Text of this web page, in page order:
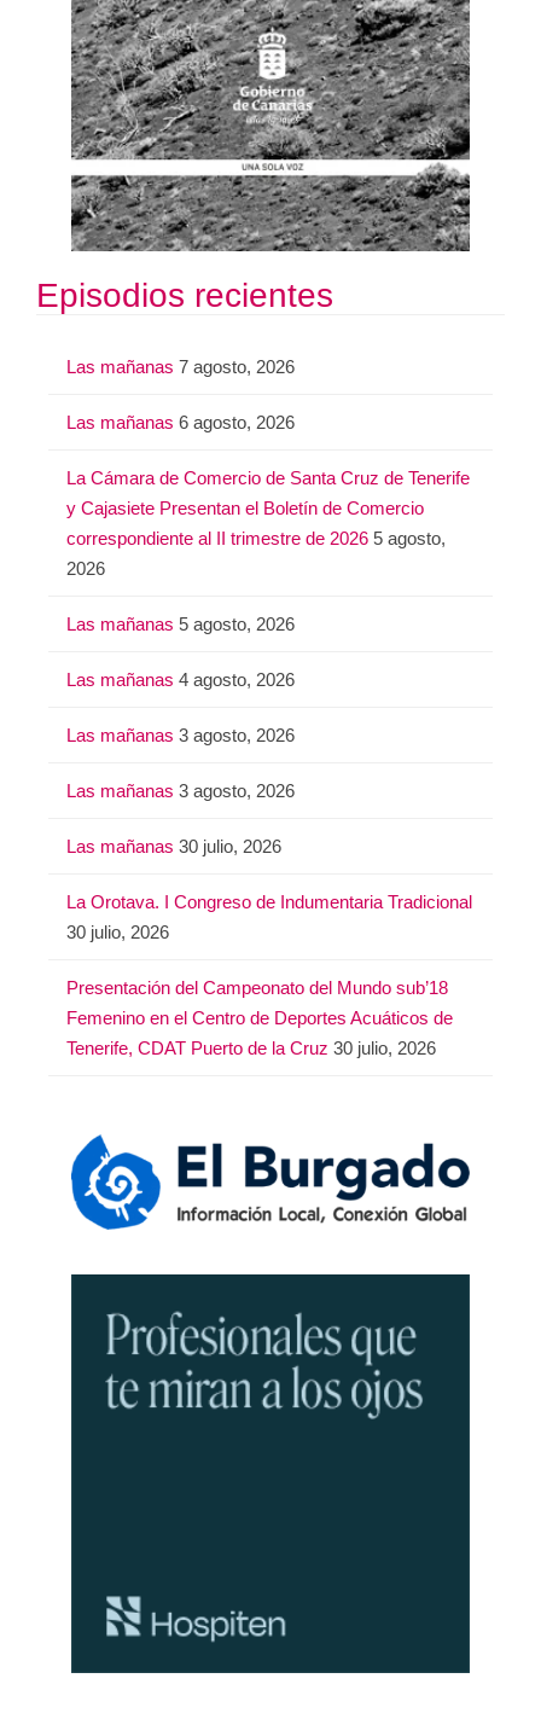
Episodios recientes
Las mañanas 7 agosto, 2026
Las mañanas 6 agosto, 2026
La Cámara de Comercio de Santa Cruz de Tenerife
y Cajasiete Presentan el Boletín de Comercio
correspondiente al II trimestre de 2026 5 agosto,
2026
Las mañanas 5 agosto, 2026
Las mañanas 4 agosto, 2026
Las mañanas 3 agosto, 2026
Las mañanas 3 agosto, 2026
Las mañanas 30 julio, 2026
La Orotava. I Congreso de Indumentaria Tradicional
30 julio, 2026
Presentación del Campeonato del Mundo sub’18
Femenino en el Centro de Deportes Acuáticos de
Tenerife, CDAT Puerto de la Cruz 30 julio, 2026